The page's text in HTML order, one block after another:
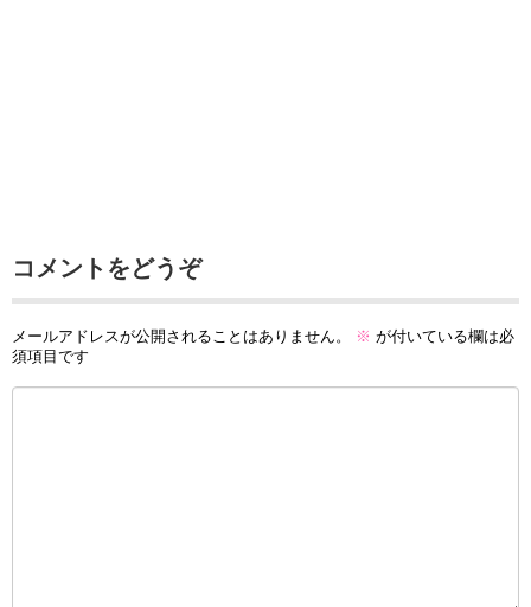
コメントをどうぞ
メールアドレスが公開されることはありません。 ※ が付いている欄は必
須項目です